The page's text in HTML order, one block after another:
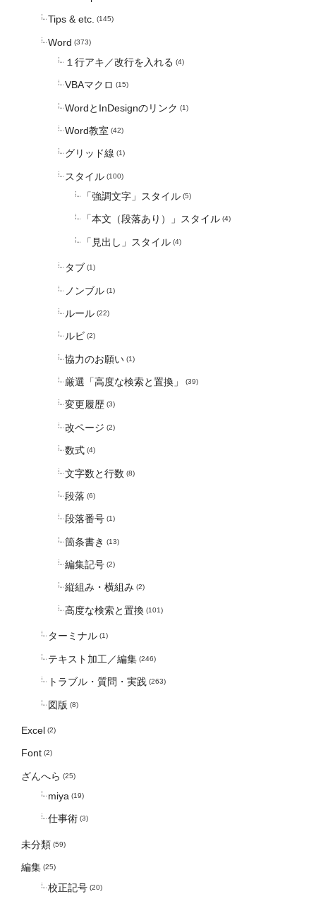
Tips & etc. (145)
Word (373)
１行アキ／改行を入れる (4)
VBAマクロ (15)
WordとInDesignのリンク (1)
Word教室 (42)
グリッド線 (1)
スタイル (100)
「強調文字」スタイル (5)
「本文（段落あり）」スタイル (4)
「見出し」スタイル (4)
タブ (1)
ノンブル (1)
ルール (22)
ルビ (2)
協力のお願い (1)
厳選「高度な検索と置換」 (39)
変更履歴 (3)
改ページ (2)
数式 (4)
文字数と行数 (8)
段落 (6)
段落番号 (1)
箇条書き (13)
編集記号 (2)
縦組み・横組み (2)
高度な検索と置換 (101)
ターミナル (1)
テキスト加工／編集 (246)
トラブル・質問・実践 (263)
図版 (8)
Excel (2)
Font (2)
ざんへら (25)
miya (19)
仕事術 (3)
未分類 (59)
編集 (25)
校正記号 (20)